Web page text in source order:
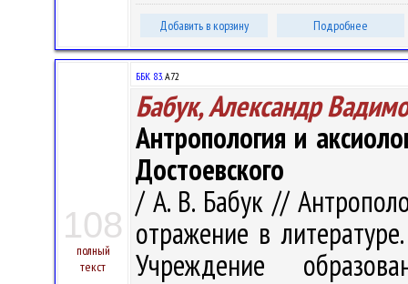
Добавить в корзину Подробнее
108
полный
текст
ББК 83.А72
Бабук, Александр
Антропология и
Достоевского
/ А. В. Бабук //
отражение в
Учреждение